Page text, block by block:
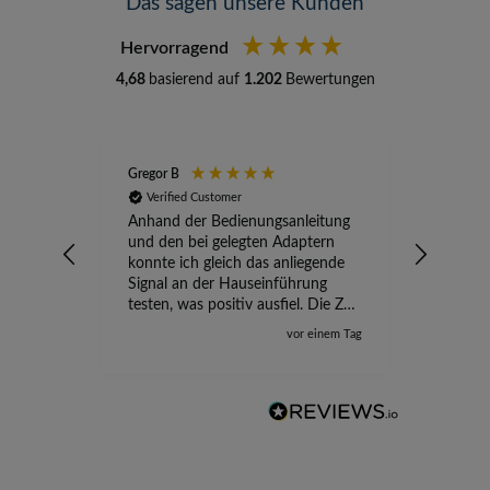
Hervorragend
4,68 basierend auf 1.202 Bewertungen
Gregor B
Verified Customer
Anhand der Bedienungsanleitung
und den bei gelegten Adaptern
konnte ich gleich das anliegende
Signal an der Hauseinführung
testen, was positiv ausfiel. Die Zeit
der Ungewissheit ist jetzt vorbei,
vor einem Tag